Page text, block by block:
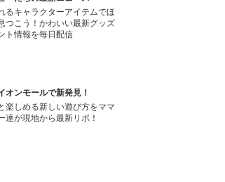
るキャラクターアイテムでほ
つこう！かわいい最新グッズ
ト情報を毎日配信
オンモールで新発見！
楽しめる新しい遊び方をママ
達が現地から最新リポ！